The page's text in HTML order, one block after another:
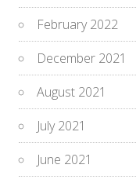
February 2022
December 2021
August 2021
July 2021
June 2021